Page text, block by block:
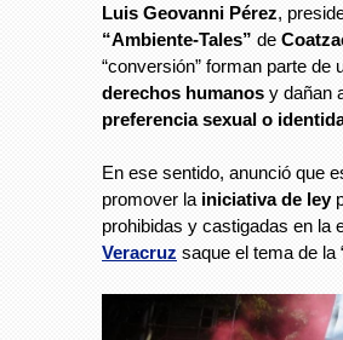
Luis Geovanni Pérez,
“Ambiente-Tales” de
“conversión” forman parte de
derechos humanos y dañan
preferencia sexual o
En ese sentido, anunció que
promover la iniciativa de ley
prohibidas y castigadas en la
Veracruz saque el tema de la